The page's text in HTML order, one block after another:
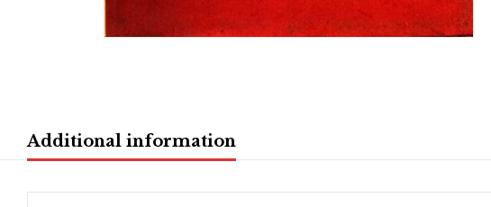
Additional information